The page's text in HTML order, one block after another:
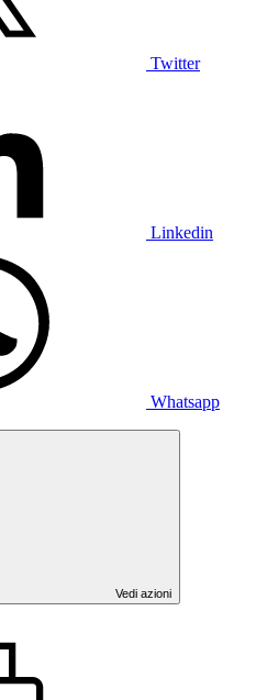
Twitter
Linkedin
Whatsapp
Vedi azioni